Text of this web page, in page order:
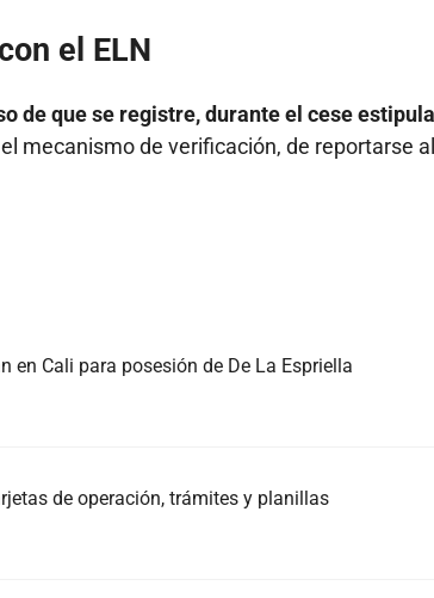
el ELN
de que se registre, durante el cese
el mecanismo de verificación, de reportarse
en Cali para posesión de De La Espriella
de operación, trámites y planillas